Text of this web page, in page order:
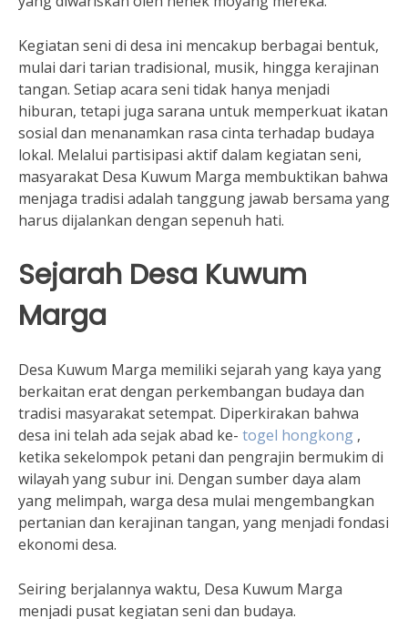
Kegiatan seni di desa ini mencakup berbagai bentuk,
mulai dari tarian tradisional, musik, hingga kerajinan
tangan. Setiap acara seni tidak hanya menjadi
hiburan, tetapi juga sarana untuk memperkuat ikatan
sosial dan menanamkan rasa cinta terhadap budaya
lokal. Melalui partisipasi aktif dalam kegiatan seni,
masyarakat Desa Kuwum Marga membuktikan bahwa
menjaga tradisi adalah tanggung jawab bersama yang
harus dijalankan dengan sepenuh hati.
Sejarah Desa Kuwum
Marga
Desa Kuwum Marga memiliki sejarah yang kaya yang
berkaitan erat dengan perkembangan budaya dan
tradisi masyarakat setempat. Diperkirakan bahwa
desa ini telah ada sejak abad ke- togel hongkong ,
ketika sekelompok petani dan pengrajin bermukim di
wilayah yang subur ini. Dengan sumber daya alam
yang melimpah, warga desa mulai mengembangkan
pertanian dan kerajinan tangan, yang menjadi fondasi
ekonomi desa.
Seiring berjalannya waktu, Desa Kuwum Marga
menjadi pusat kegiatan seni dan budaya.